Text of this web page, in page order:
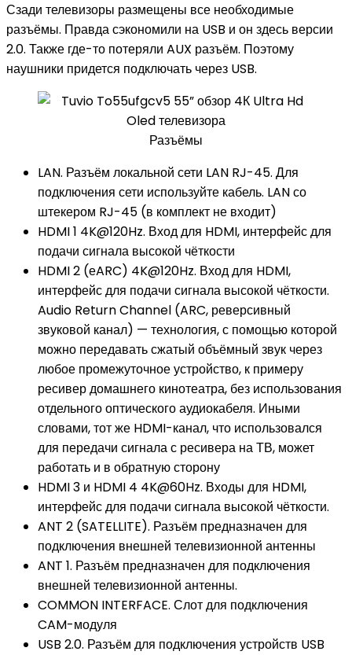
Сзади телевизоры размещены все необходимые
разъёмы. Правда сэкономили на USB и он здесь версии
2.0. Также где-то потеряли AUX разъём. Поэтому
наушники придется подключать через USB.
Разъёмы
LAN. Разъём локальной сети LAN RJ-45. Для
подключения сети используйте кабель. LAN со
штекером RJ-45 (в комплект не входит)
HDMI 1 4K@120Hz. Вход для HDMI, интерфейс для
подачи сигнала высокой чёткости
HDMI 2 (еARC) 4K@120Hz. Вход для HDMI,
интерфейс для подачи сигнала высокой чёткости.
Audio Return Channel (ARC, реверсивный
звуковой канал) — технология, с помощью которой
можно передавать сжатый объёмный звук через
любое промежуточное устройство, к примеру
ресивер домашнего кинотеатра, без использования
отдельного оптического аудиокабеля. Иными
словами, тот же HDMI-канал, что использовался
для передачи сигнала с ресивера на ТВ, может
работать и в обратную сторону
HDMI 3 и HDMI 4 4K@60Hz. Входы для HDMI,
интерфейс для подачи сигнала высокой чёткости.
ANT 2 (SATELLITE). Разъём предназначен для
подключения внешней телевизионной антенны
ANT 1. Разъём предназначен для подключения
внешней телевизионной антенны.
COMMON INTERFACE. Слот для подключения
CAM-модуля
USB 2.0. Разъём для подключения устройств USB